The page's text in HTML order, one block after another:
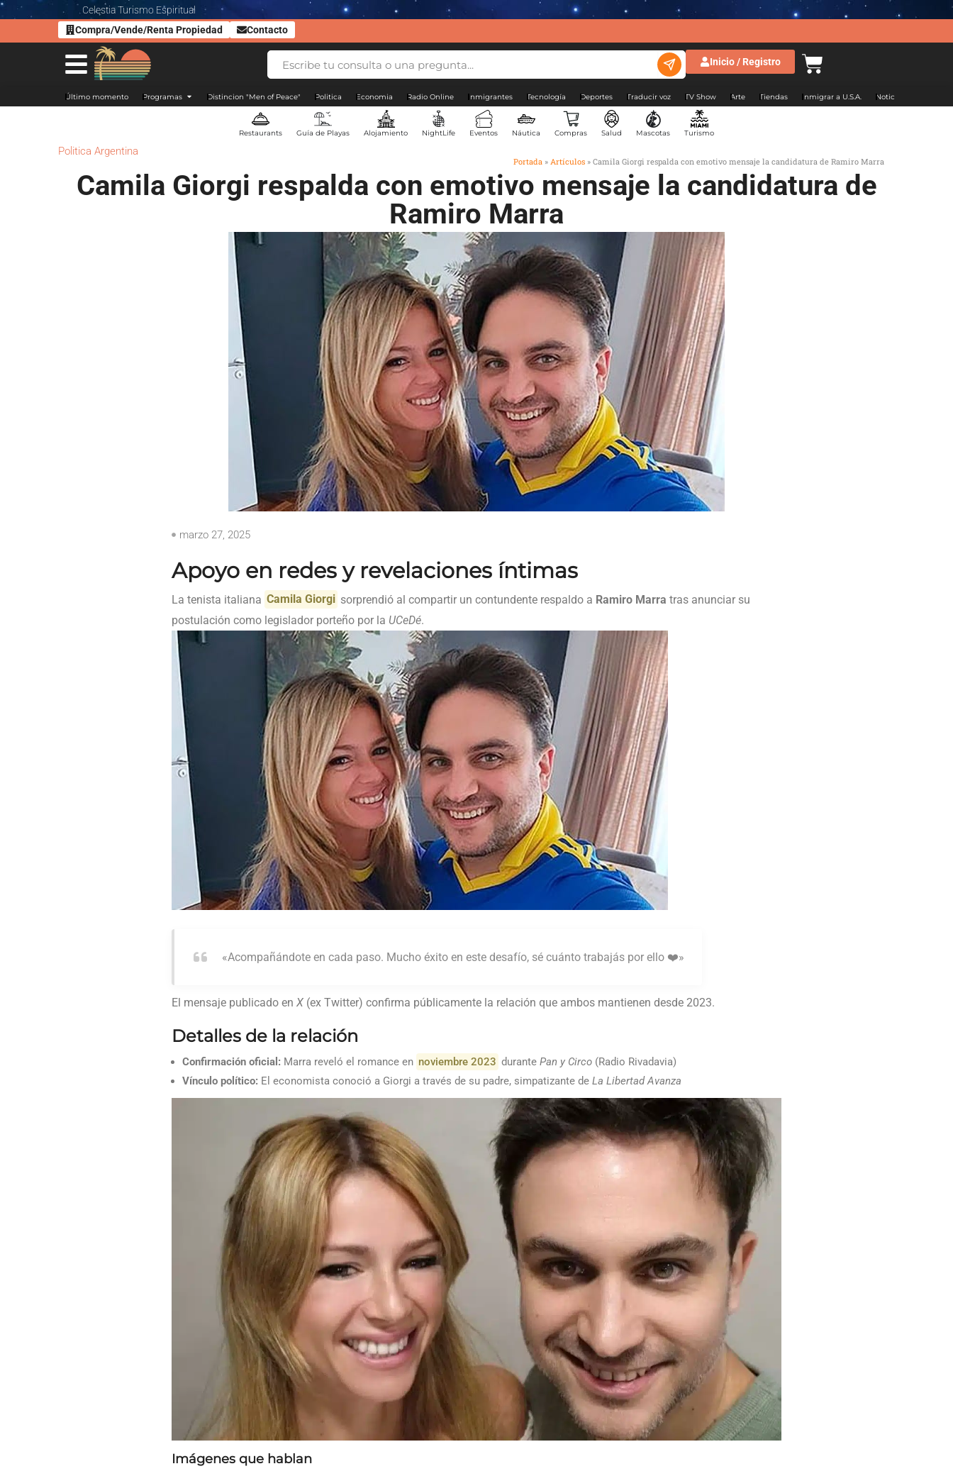
Celestia Turismo Espiritual
Compra/Vende/Renta Propiedad
Contacto
Inicio / Registro
Último momento Programas Distincion "Men of Peace" Politica Economia Radio Online Inmigrantes Tecnología Deportes Traducir voz TV Show Arte Tiendas Inmigrar a U.S.A. Noticias Argentina
Restaurants Guía de Playas Alojamiento NightLife Eventos Náutica Compras Salud Mascotas Turismo
Politica Argentina
Portada » Artículos » Camila Giorgi respalda con emotivo mensaje la candidatura de Ramiro Marra
Camila Giorgi respalda con emotivo mensaje la candidatura de
Ramiro Marra
marzo 27, 2025
Apoyo en redes y revelaciones íntimas
La tenista italiana Camila Giorgi sorprendió al compartir un contundente respaldo a Ramiro Marra tras anunciar su
postulación como legislador porteño por la UCeDé.
«Acompañándote en cada paso. Mucho éxito en este desafío, sé cuánto trabajás por ello ❤️»
El mensaje publicado en X (ex Twitter) confirma públicamente la relación que ambos mantienen desde 2023.
Detalles de la relación
Confirmación oficial: Marra reveló el romance en noviembre 2023 durante Pan y Circo (Radio Rivadavia)
Vínculo político: El economista conoció a Giorgi a través de su padre, simpatizante de La Libertad Avanza
Imágenes que hablan